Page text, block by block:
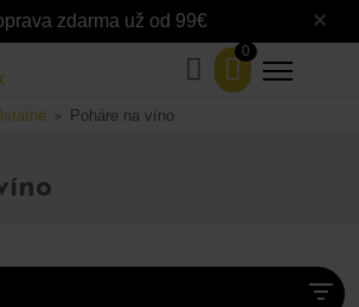
zdarma už od 99€
0
> Poháre na víno